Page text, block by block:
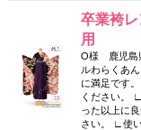
卒業袴
用
O様 鹿児島
ルわらくあ
に満足です
ください。
った以上に
さい。 ∟使